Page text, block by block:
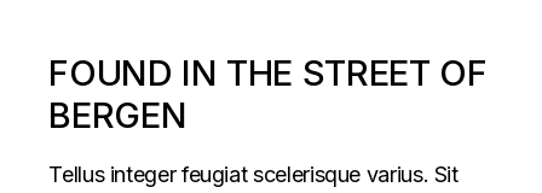
FOUND IN THE STREET OF
BERGEN
Tellus integer feugiat scelerisque varius. Sit